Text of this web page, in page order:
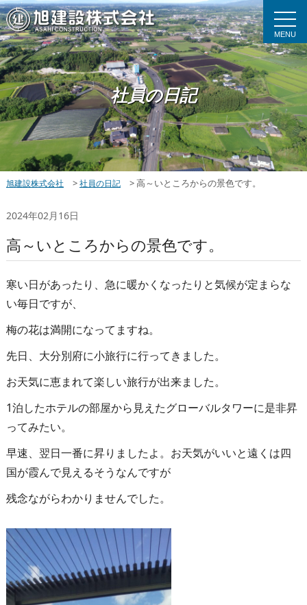
MENU
社員の日記
旭建設株式会社 > 社員の日記 >高～いところからの景色です。
2024年02月16日
高～いところからの景色です。
寒い日があったり、急に暖かくなったりと気候が定まらな
い毎日ですが、
梅の花は満開になってますね。
先日、大分別府に小旅行に行ってきました。
お天気に恵まれて楽しい旅行が出来ました。
1泊したホテルの部屋から見えたグローバルタワーに是非昇
ってみたい。
早速、翌日一番に昇りましたよ。お天気がいいと遠くは四
国が霞んで見えるそうなんですが
残念ながらわかりませんでした。